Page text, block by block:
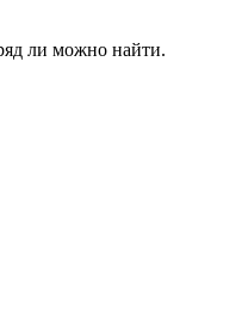
ли можно найти.